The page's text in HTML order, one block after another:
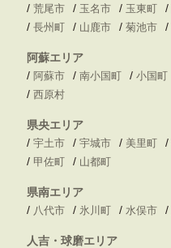
/ 荒尾市 / 玉名市 / 玉東町 /
/ 長州町 / 山鹿市 / 菊池市 /
阿蘇エリア
/ 阿蘇市 / 南小国町 / 小国町
/ 西原村
県央エリア
/ 宇土市 / 宇城市 / 美里町 /
/ 甲佐町 / 山都町
県南エリア
/ 八代市 / 氷川町 / 水俣市 /
人吉・球磨エリア